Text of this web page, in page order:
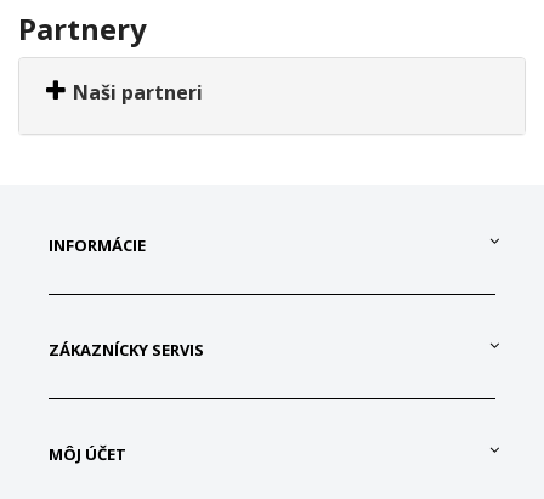
Partnery
Naši partneri
INFORMÁCIE
ZÁKAZNÍCKY SERVIS
MÔJ ÚČET